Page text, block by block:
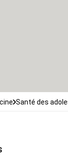
Santé des